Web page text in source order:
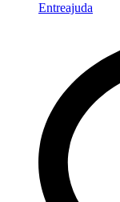
Entreajuda